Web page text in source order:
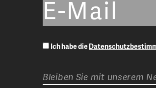
Ich habe die
Bleiben Sie mit unserem